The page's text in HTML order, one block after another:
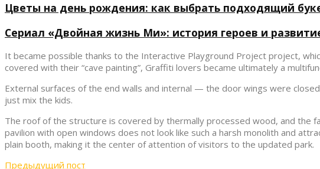
Цветы на день рождения: как выбрать подходящий
Сериал «Двойная жизнь Ми»: история героев и
It became possible thanks to the Interactive Playground Project project,
covered with their “cave painting”, Graffiti lovers became ultimately a
External surfaces of the end walls and internal — the door wings were
just mix the kids.
The roof of the structure is covered by thermally processed wood, and the
pavilion with open windows does not look like such a harsh monolith and
plain booth, making it the center of attention of visitors to the updated park.
Предыдущий пост